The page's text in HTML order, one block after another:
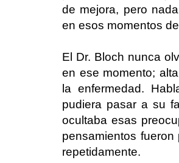
de mejora, pero
en esos momentos
El Dr. Bloch nunca
en ese momento;
la enfermedad.
pudiera pasar a su
ocultaba esas
pensamientos
repetidamente.